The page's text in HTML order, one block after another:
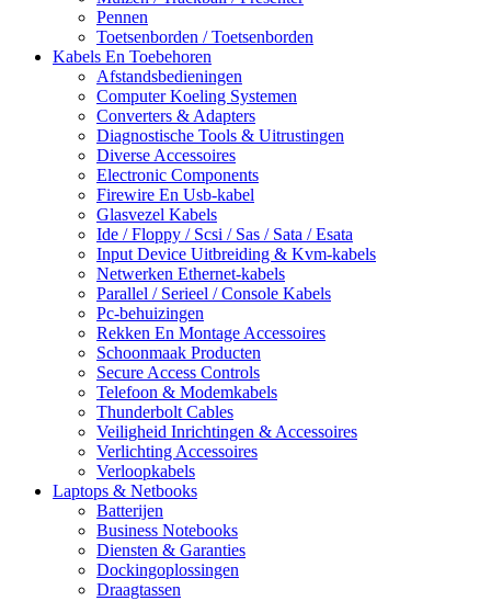
Pennen
Toetsenborden / Toetsenborden
Kabels En Toebehoren
Afstandsbedieningen
Computer Koeling Systemen
Converters & Adapters
Diagnostische Tools & Uitrustingen
Diverse Accessoires
Electronic Components
Firewire En Usb-kabel
Glasvezel Kabels
Ide / Floppy / Scsi / Sas / Sata / Esata
Input Device Uitbreiding & Kvm-kabels
Netwerken Ethernet-kabels
Parallel / Serieel / Console Kabels
Pc-behuizingen
Rekken En Montage Accessoires
Schoonmaak Producten
Secure Access Controls
Telefoon & Modemkabels
Thunderbolt Cables
Veiligheid Inrichtingen & Accessoires
Verlichting Accessoires
Verloopkabels
Laptops & Netbooks
Batterijen
Business Notebooks
Diensten & Garanties
Dockingoplossingen
Draagtassen